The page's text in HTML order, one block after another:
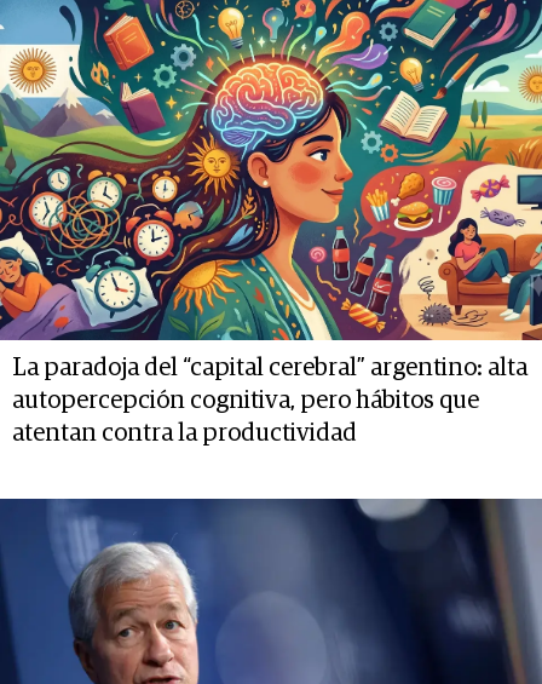
La paradoja del “capital cerebral” argentino: alta
autopercepción cognitiva, pero hábitos que
atentan contra la productividad